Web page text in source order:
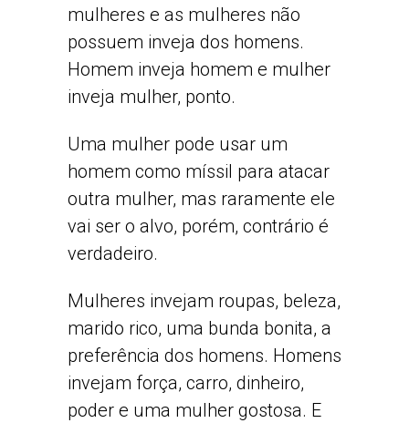
mulheres e as mulheres não
possuem inveja dos homens.
Homem inveja homem e mulher
inveja mulher, ponto.
Uma mulher pode usar um
homem como míssil para atacar
outra mulher, mas raramente ele
vai ser o alvo, porém, contrário é
verdadeiro.
Mulheres invejam roupas, beleza,
marido rico, uma bunda bonita, a
preferência dos homens. Homens
invejam força, carro, dinheiro,
poder e uma mulher gostosa. E